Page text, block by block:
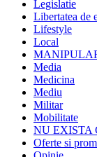
Legislatie
Libertatea de
Lifestyle
Local
Media
Medicina
Mediu
Militar
Mobilitate
NU EXISTA
Oferte si